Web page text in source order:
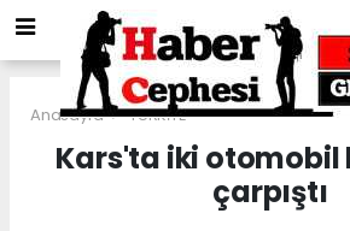
Anasayfa TÜRKİYE
Kars'ta iki
çarpıştı